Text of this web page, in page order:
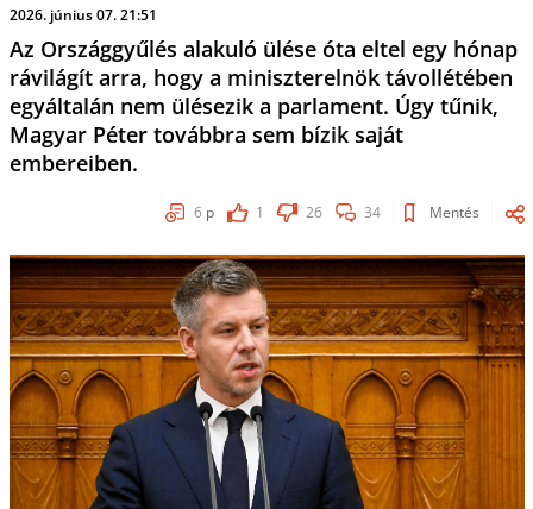
2026. június 07. 21:51
Az Országgyűlés alakuló ülése óta eltel egy hónap
rávilágít arra, hogy a miniszterelnök távollétében
egyáltalán nem ülésezik a parlament. Úgy tűnik,
Magyar Péter továbbra sem bízik saját
embereiben.
6 p 1 26 34 Mentés